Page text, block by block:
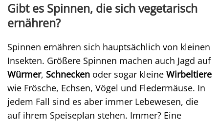
Gibt es Spinnen, die sich vegetarisch
ernähren?
Spinnen ernähren sich hauptsächlich von kleinen
Insekten. Größere Spinnen machen auch Jagd auf
Würmer, Schnecken oder sogar kleine Wirbeltiere
wie Frösche, Echsen, Vögel und Fledermäuse. In
jedem Fall sind es aber immer Lebewesen, die
auf ihrem Speiseplan stehen. Immer? Eine